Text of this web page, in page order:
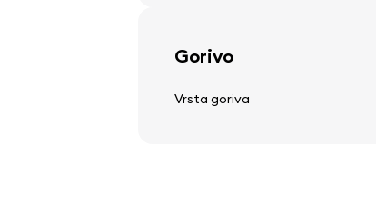
Gorivo
Vrsta goriva